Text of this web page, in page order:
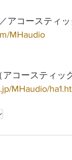
アコースティ
MHaudio
コースティッ
MHaudio/